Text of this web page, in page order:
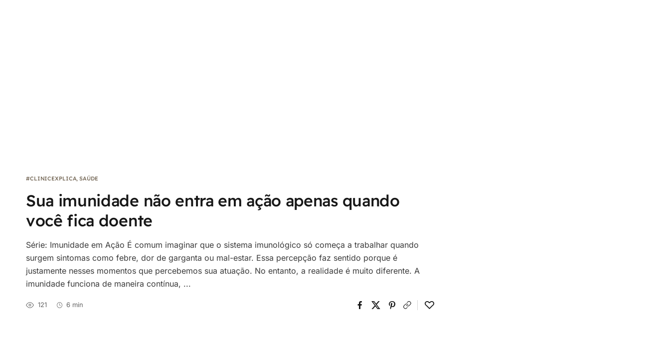
#CLINICEXPLICA,SAÚDE
Sua imunidade não entra em ação apenas quando
você fica doente
Série: Imunidade em Ação É comum imaginar que o sistema imunológico só começa a trabalhar quando
surgem sintomas como febre, dor de garganta ou mal-estar. Essa percepção faz sentido porque é
justamente nesses momentos que percebemos sua atuação. No entanto, a realidade é muito diferente. A
imunidade funciona de maneira contínua, ...
121 6 min